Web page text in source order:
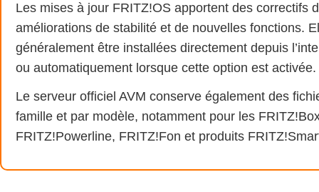
Les mises à jour FRITZ!OS apportent des correctifs
améliorations de stabilité et de nouvelles fonctions.
généralement être installées directement depuis
ou automatiquement lorsque cette option est activée.
Le serveur officiel AVM conserve également des
famille et par modèle, notamment pour les
FRITZ!Powerline, FRITZ!Fon et produits